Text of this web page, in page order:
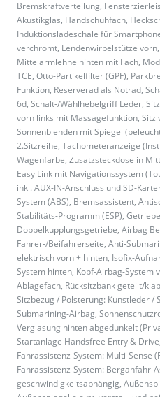
Bremskraftverteilung,
Akustikglas, Handschuhfach,
Induktionsladeschale für
verchromt, Lendenwirbelstütze
Mittelarmlehne hinten mit Fach,
TCE, Otto-Partikelfilter (GPF),
Funktion, Reserverad als Notrad,
6d, Schalt-/Wählhebelgriff Leder,
vorn links mit Massagefunktion,
Sonnenblenden mit Spiegel
2.Sitzreihe, Tachometeranzeige
Wagenfarbe, Zusatzsteckdose in
Easy Link mit Navigationssystem
inkl. AUX-IN-Anschluss und SD-
System (ABS), Bremsassistent,
Stabilitäts-Programm (ESP),
Doppelkupplungsgetriebe, Airbag
Fahrer-/Beifahrerseite, Anti-
elektrisch vorn + hinten, Isofix-
System hinten, Kopf-Airbag-
Ablagefach, Rücksitzbank geteilt/
Sitzbezug / Polsterung: Kunstleder /
Submarining-Airbag,
Verglasung hinten abgedunkelt
Startanlage Handsfree Entry &
Fahrassistenz-System: Multi-Sense
Fahrassistenz-System: Berganfahr-
geschwindigkeitsabhängig,